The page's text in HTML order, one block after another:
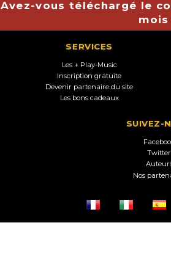
Avez-vous téléchargé le
mois
SERVICES
Les + Play-Music
Inscription gratuite
Devenir partenaire du site
Les bons cadeaux
SUIVEZ-
Twitter
Nos